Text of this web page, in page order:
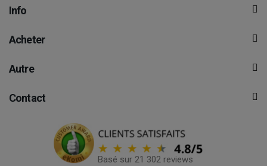
Info
Acheter
Autre
Contact
Basé sur 21 302 reviews